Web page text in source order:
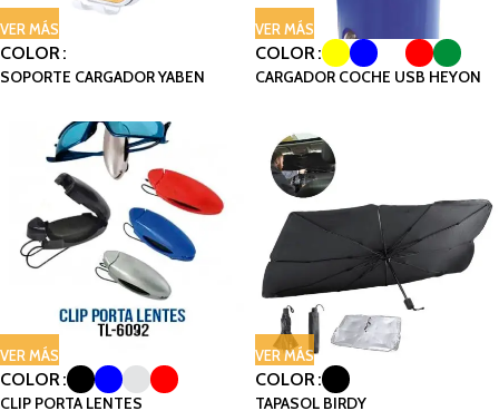
VER MÁS
COLOR
SOPORTE CARGADOR YABEN
VER MÁS
COLOR
CARGADOR COCHE USB HEYON
VER MÁS
COLOR
CLIP PORTA LENTES
VER MÁS
COLOR
TAPASOL BIRDY